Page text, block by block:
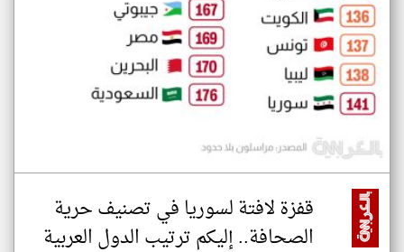
قفزة لافتة لسوريا في تصنيف حرية
الصحافة.. إليكم ترتيب الدول العربية